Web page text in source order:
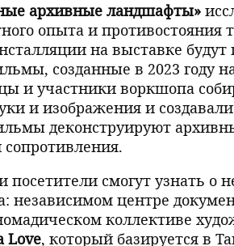
архивные ландшафты»
опыта и противостояния
на выставке будут
созданные в 2023 году
и участники воркшопа
и изображения и
деконструируют
посетители смогут узнать о
независимом центре
коллективе
Love, который базируется в